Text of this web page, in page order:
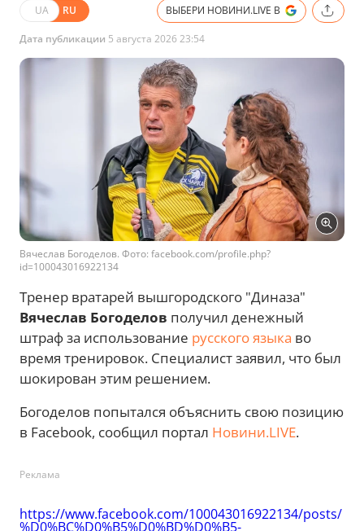
UA RU ВЫБЕРИ НОВИНИ.LIVE В
Дата публикации 5 августа 2026 23:54
Вячеслав Богоделов. Фото: facebook.com/profile.php?
id=100043016922134
Тренер вратарей вышгородского "Диназа"
Вячеслав Богоделов получил денежный
штраф за использование русского языка во
время тренировок. Специалист заявил, что был
шокирован этим решением.
Богоделов попытался объяснить свою позицию
в Facebook, сообщил портал Новини.LIVE.
Реклама
https://www.facebook.com/100043016922134/posts/
%D0%BC%D0%B5%D0%BD%D0%B5-